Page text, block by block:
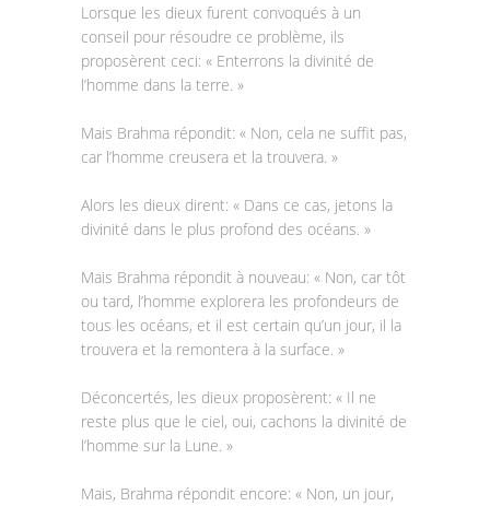
Lorsque les dieux furent convoqués à un
conseil pour résoudre ce problème, ils
proposèrent ceci: « Enterrons la divinité de
l’homme dans la terre. »
Mais Brahma répondit: « Non, cela ne suffit pas,
car l’homme creusera et la trouvera. »
Alors les dieux dirent: « Dans ce cas, jetons la
divinité dans le plus profond des océans. »
Mais Brahma répondit à nouveau: « Non, car tôt
ou tard, l’homme explorera les profondeurs de
tous les océans, et il est certain qu’un jour, il la
trouvera et la remontera à la surface. »
Déconcertés, les dieux proposèrent: « Il ne
reste plus que le ciel, oui, cachons la divinité de
l’homme sur la Lune. »
Mais, Brahma répondit encore: « Non, un jour,